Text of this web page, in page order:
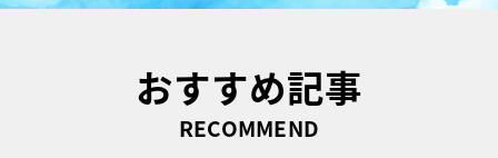
おすすめ記事
RECOMMEND